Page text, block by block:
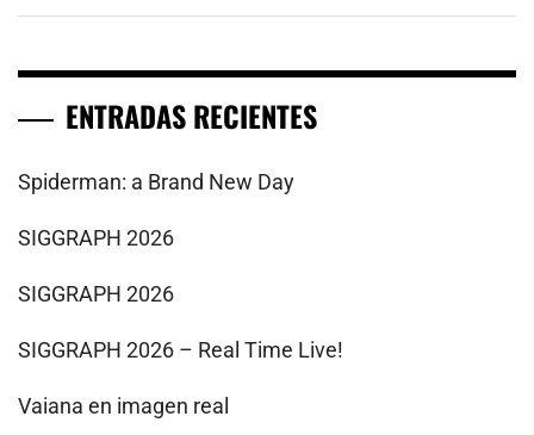
ENTRADAS RECIENTES
Spiderman: a Brand New Day
SIGGRAPH 2026
SIGGRAPH 2026
SIGGRAPH 2026 – Real Time Live!
Vaiana en imagen real